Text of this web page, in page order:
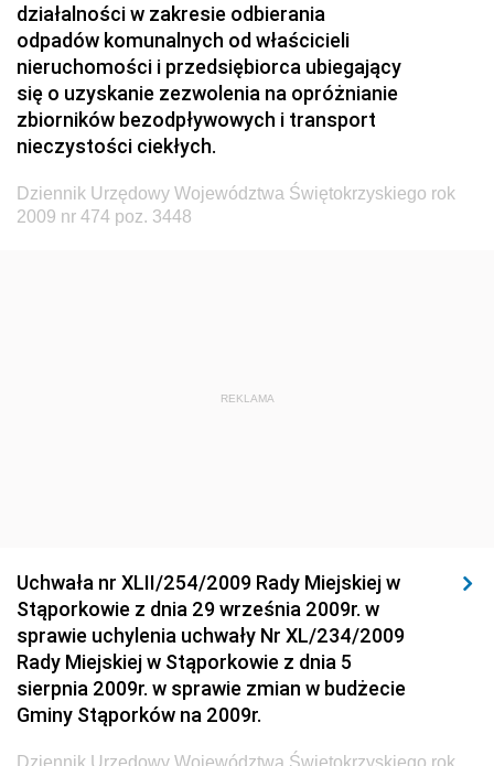
Dziennik Urzędowy Ministerstwa Rolnictwa, Leśnictwa
i Gospodarki Żywnościowej
Dziennik Urzędowy Ministra Spraw Wewnętrznych
Dziennik Urzędowy Ministra Transportu, Budownictwa
i Gospodarki Morskiej
Dziennik Urzędowy Ministra Administracji i Cyfryzacji
Dziennik Urzędowy Głównego Inspektora Ochrony
Dziennik Urzędowy Ministra Budownictwa i Przemysłu
Środowiska
Dziennik Urzędowy Ministerstwa Administracji,
Gospodarki Terenowej i Ochrony Środowiska
Dziennik Urzędowy Ministerstwa Administracji i
Gospodarki Przestrzennej
Dziennik Urzędowy Unii Europejskiej, L
działalności w zakresie odbierania
odpadów komunalnych od właścicieli
nieruchomości i przedsiębiorca ubiegający
się o uzyskanie zezwolenia na opróżnianie
zbiorników bezodpływowych i transport
nieczystości ciekłych.
Dziennik Urzędowy Województwa Świętokrzyskiego rok
2009 nr 474 poz. 3448
REKLAMA
Uchwała nr XLII/254/2009 Rady Miejskiej w
Stąporkowie z dnia 29 września 2009r. w
sprawie uchylenia uchwały Nr XL/234/2009
Rady Miejskiej w Stąporkowie z dnia 5
sierpnia 2009r. w sprawie zmian w budżecie
Gminy Stąporków na 2009r.
Dziennik Urzędowy Województwa Świętokrzyskiego rok